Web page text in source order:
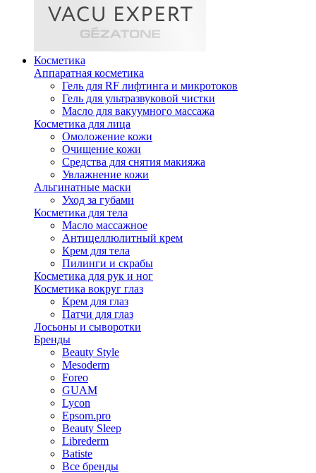
Косметика
Аппаратная косметика
Гель для RF лифтинга и микротоков
Гель для ультразвуковой чистки
Масло для вакуумного массажа
Косметика для лица
Омоложение кожи
Очищение кожи
Средства для снятия макияжа
Увлажнение кожи
Альгинатные маски
Уход за губами
Косметика для тела
Масло массажное
Антицеллюлитный крем
Крем для тела
Пилинги и скрабы
Косметика для рук и ног
Косметика вокруг глаз
Крем для глаз
Патчи для глаз
Лосьоны и сыворотки
Бренды
Beauty Style
Mesoderm
Foreo
GUAM
Lycon
Epsom.pro
Beauty Sleep
Librederm
Batiste
Все бренды